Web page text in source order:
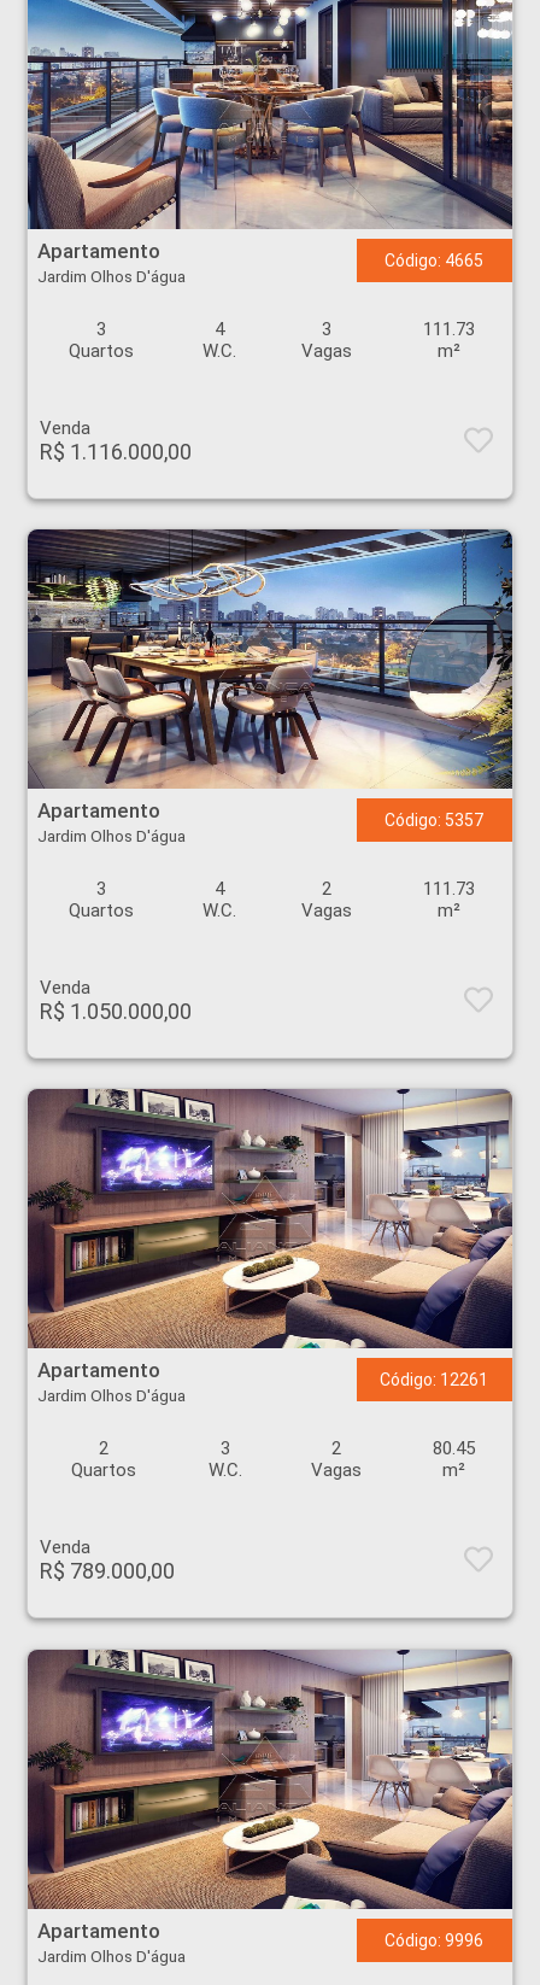
Apartamento - Jardim Olhos D'água - Ribeirão Preto
Apartamento
Jardim Olhos D'água
Código: 4665
3
Quartos
4
W.C.
3
Vagas
111.73
m²
Venda
R$ 1.116.000,00
Apartamento - Jardim Olhos D'água - Ribeirão Preto
Apartamento
Jardim Olhos D'água
Código: 5357
3
Quartos
4
W.C.
2
Vagas
111.73
m²
Venda
R$ 1.050.000,00
Apartamento - Jardim Olhos D'água - Ribeirão Preto
Apartamento
Jardim Olhos D'água
Código: 12261
2
Quartos
3
W.C.
2
Vagas
80.45
m²
Venda
R$ 789.000,00
Apartamento - Jardim Olhos D'água - Ribeirão Preto
Apartamento
Jardim Olhos D'água
Código: 9996